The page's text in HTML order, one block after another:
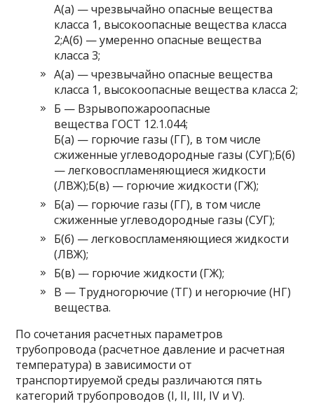
А(а) — чрезвычайно опасные вещества
класса 1, высокоопасные вещества класса
2;А(б) — умеренно опасные вещества
класса 3;
А(а) — чрезвычайно опасные вещества
класса 1, высокоопасные вещества класса 2;
Б — Взрывопожароопасные
вещества ГОСТ 12.1.044;
Б(а) — горючие газы (ГГ), в том числе
сжиженные углеводородные газы (СУГ);Б(б)
— легковоспламеняющиеся жидкости
(ЛВЖ);Б(в) — горючие жидкости (ГЖ);
Б(а) — горючие газы (ГГ), в том числе
сжиженные углеводородные газы (СУГ);
Б(б) — легковоспламеняющиеся жидкости
(ЛВЖ);
Б(в) — горючие жидкости (ГЖ);
В — Трудногорючие (ТГ) и негорючие (НГ)
вещества.
По сочетания расчетных параметров
трубопровода (расчетное давление и расчетная
температура) в зависимости от
транспортируемой среды различаются пять
категорий трубопроводов (I, II, III, IV и V).